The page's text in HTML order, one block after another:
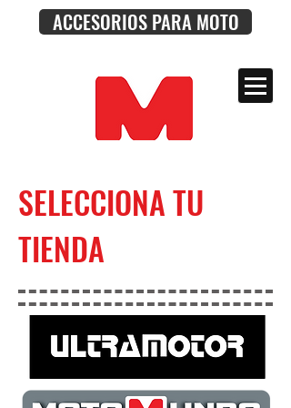
ACCESORIOS PARA MOTO
SELECCIONA TU
TIENDA